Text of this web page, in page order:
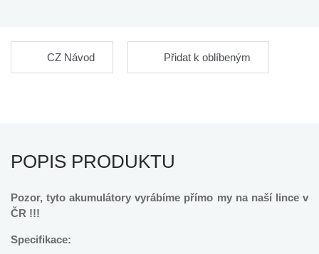
CZ Návod Přidat k oblíbeným
POPIS PRODUKTU
Pozor, tyto akumulátory vyrábíme přímo my na naší lince v
ČR !!!
Specifikace: